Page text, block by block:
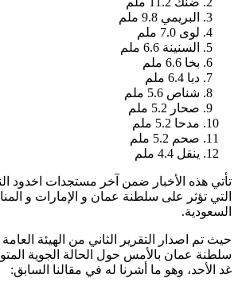
البريمي 9.8 ملم
لوى 7.0 ملم
السنينة 6.6 ملم
بخا 6.6 ملم
دبا 6.4 ملم
شناص 5.6 ملم
صحار 5.2 ملم
مدحا 5.2 ملم
صحم 5.2 ملم
ينقل 4.4 ملم
تأتي هذه الأخبار ضمن آخر مستجدات اخدود
التي تؤثر على سلطنة عمان و الإمارات و
السعودية.
حيث تم اصدار التقرير الثاني من الهيئة
سلطنة عمان بالأمس حول الحالة الجوية
غد الأحد، وهو ما أشرنا له في مقالنا السابق: